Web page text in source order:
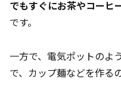
でもすぐにお茶やコーヒ
です。
一方で、電気ポットのよ
で、カップ麺などを作る